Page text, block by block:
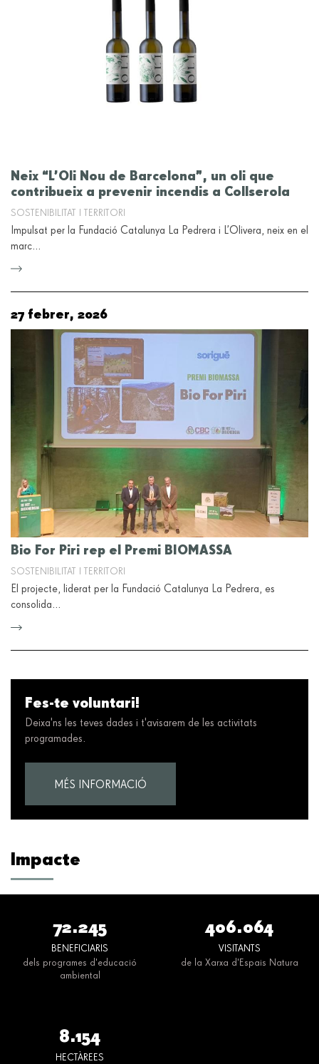
Neix “L’Oli Nou de Barcelona”, un oli que
contribueix a prevenir incendis a Collserola
SOSTENIBILITAT I TERRITORI
Impulsat per la Fundació Catalunya La Pedrera i L’Olivera, neix en el
marc…
27 febrer, 2026
Bio For Piri rep el Premi BIOMASSA
SOSTENIBILITAT I TERRITORI
El projecte, liderat per la Fundació Catalunya La Pedrera, es
consolida…
Fes-te voluntari!
Deixa'ns les teves dades i t'avisarem de les activitats
programades.
MÉS INFORMACIÓ
Impacte
72.245
BENEFICIARIS
dels programes d'educació
ambiental
406.064
VISITANTS
de la Xarxa d'Espais Natura
8.154
HECTÀREES